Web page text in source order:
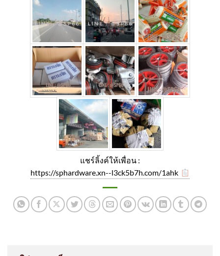
แชร์ลิ้งค์ให้เพื่อน :
https://sphardware.xn--l3ck5b7h.com/1ahk